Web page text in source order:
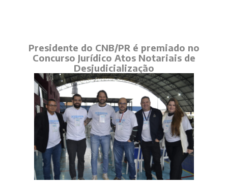
Presidente do CNB/PR é premiado no
Concurso Jurídico Atos Notariais de
Desjudicialização